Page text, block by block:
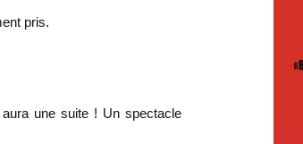
pris.
une suite ! Un spectacle